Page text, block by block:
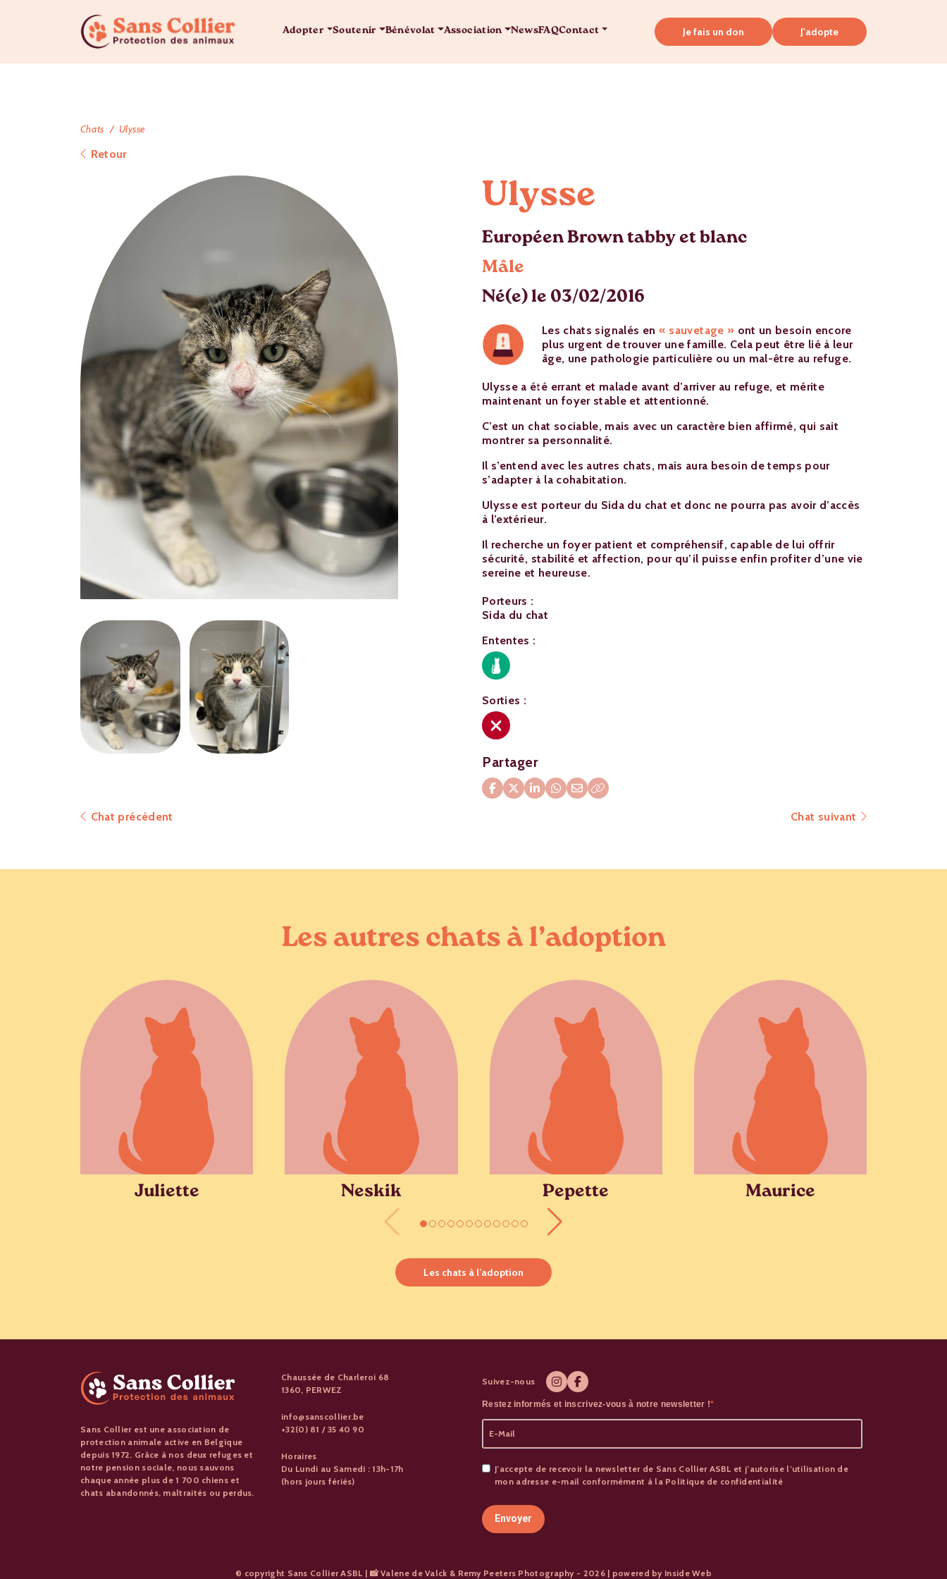
Adopter Soutenir Bénévolat Association NewsFAQContact Je fais un don J'adopte
Chats Ulysse
Retour
Ulysse
Européen Brown tabby et blanc
Mâle
Né(e) le 03/02/2016
Les chats signalés en « sauvetage » ont un besoin encore
plus urgent de trouver une famille. Cela peut être lié à leur
âge, une pathologie particulière ou un mal-être au refuge.
Ulysse a été errant et malade avant d’arriver au refuge, et mérite
maintenant un foyer stable et attentionné.
C’est un chat sociable, mais avec un caractère bien affirmé, qui sait
montrer sa personnalité.
Il s’entend avec les autres chats, mais aura besoin de temps pour
s’adapter à la cohabitation.
Ulysse est porteur du Sida du chat et donc ne pourra pas avoir d’accès
à l’extérieur.
Il recherche un foyer patient et compréhensif, capable de lui offrir
sécurité, stabilité et affection, pour qu’il puisse enfin profiter d’une vie
sereine et heureuse.
Porteurs :
Sida du chat
Ententes :
Sorties :
Partager
Chat précédent Chat suivant
Les autres chats à l’adoption
Juliette Neskik Pepette Maurice
Les chats à l’adoption
Sans Collier est une association de
protection animale active en Belgique
depuis 1972. Grâce à nos deux refuges et
notre pension sociale, nous sauvons
chaque année plus de 1 700 chiens et
chats abandonnés, maltraités ou perdus.
Chaussée de Charleroi 68
1360, PERWEZ
info@sanscollier.be
+32(0) 81 / 35 40 90
Horaires
Du Lundi au Samedi : 13h-17h
(hors jours fériés)
Suivez-nous
Restez informés et inscrivez-vous à notre newsletter !
J’accepte de recevoir la newsletter de Sans Collier ASBL et j’autorise l’utilisation de
mon adresse e-mail conformément à la Politique de confidentialité
Envoyer
© copyright Sans Collier ASBL | 📸 Valene de Valck & Remy Peeters Photography - 2026 | powered by Inside Web